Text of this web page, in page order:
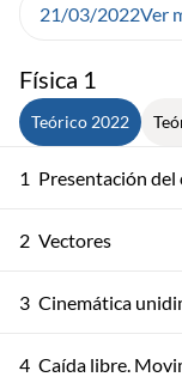
Física 1
Teórico 2022
1 Presentación
2 Vectores
3 Cinemática
4 Caída libre.
21/03/2022Ver